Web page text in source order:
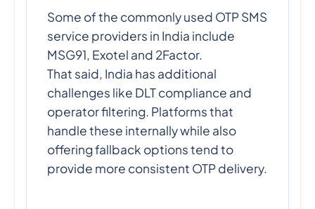
Some of the commonly used OTP SMS
service providers in India include
MSG91, Exotel and 2Factor.
That said, India has additional
challenges like DLT compliance and
operator filtering. Platforms that
handle these internally while also
offering fallback options tend to
provide more consistent OTP delivery.